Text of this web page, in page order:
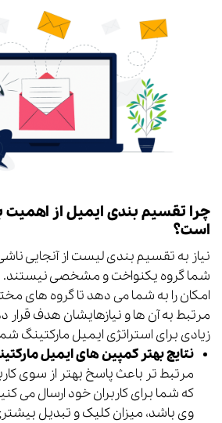
چرا تقسیم بندی ایمیل از اهمیت
است؟
نیاز به تقسیم بندی لیست از آنجایی
شما گروه یکنواخت و مشخصی نیستند.
امکان را به شما می دهد تا گروه های
مرتبط به آن ها و نیازهایشان هدف قرار
زیادی برای استراتژی ایمیل مارکتینگ
نتایج بهتر کمپین های ایمیل
مرتبط تر باعث پاسخ بهتر از سوی
که شما برای کاربران خود ارسال می
وی باشد، میزان کلیک و تبدیل